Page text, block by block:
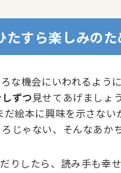
たすら楽しみのた
な機会にいわれるよう
ずつ見せてあげましょ
本に興味を示さない
ゃない、そんなあか
りしたら、読み手も幸